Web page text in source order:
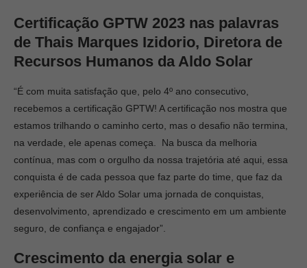
Certificação GPTW 2023 nas palavras
de Thais Marques Izidorio, Diretora de
Recursos Humanos da Aldo Solar
“É com muita satisfação que, pelo 4º ano consecutivo,
recebemos a certificação GPTW! A certificação nos mostra que
estamos trilhando o caminho certo, mas o desafio não termina,
na verdade, ele apenas começa. Na busca da melhoria
contínua, mas com o orgulho da nossa trajetória até aqui, essa
conquista é de cada pessoa que faz parte do time, que faz da
experiência de ser Aldo Solar uma jornada de conquistas,
desenvolvimento, aprendizado e crescimento em um ambiente
seguro, de confiança e engajador”.
Crescimento da energia solar e